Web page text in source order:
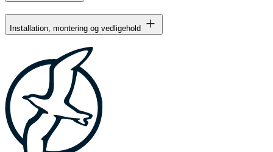
Installation, montering og vedligehold